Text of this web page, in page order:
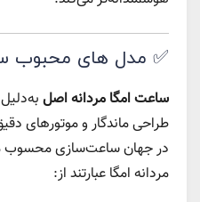
✅ مدل‌ های محبوب
ساعت امگا مردانه اصل
طراحی ماندگار و موتورهای
در جهان ساعت‌سازی
مردانه امگا عبارتند از: